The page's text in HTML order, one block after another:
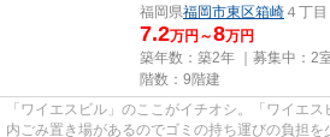
福岡県福岡市東区箱崎 ４丁目
7.2万円～8万円
築年数：築2年 ｜募集中： 2
階数：9階建
「ワイエスビル」のここがイチオシ。「ワイエ
内ごみ置き場があるのでゴミの持ち運びの負担を